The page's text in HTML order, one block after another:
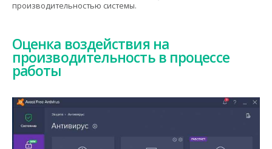
производительностью системы.
Оценка воздействия на
производительность в процессе
работы